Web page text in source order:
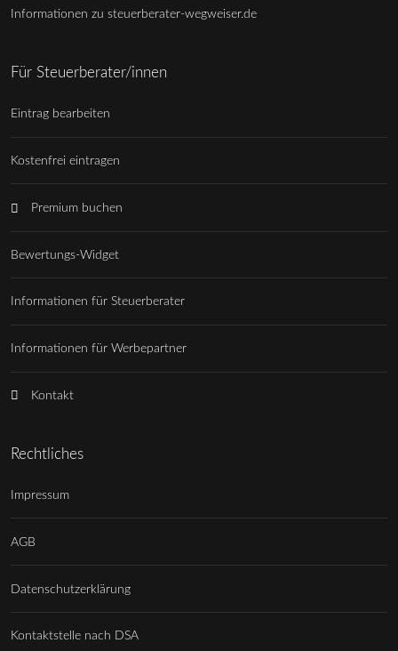
Informationen zu steuerberater-wegweiser.de
Für Steuerberater/innen
Eintrag bearbeiten
Kostenfrei eintragen
Premium buchen
Bewertungs-Widget
Informationen für Steuerberater
Informationen für Werbepartner
Kontakt
Rechtliches
Impressum
AGB
Datenschutzerklärung
Kontaktstelle nach DSA